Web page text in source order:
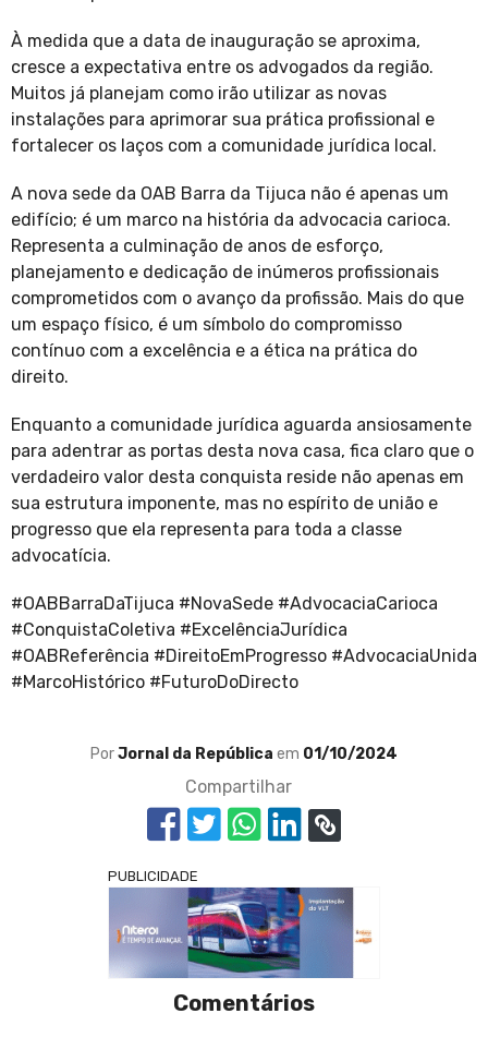
À medida que a data de inauguração se aproxima,
cresce a expectativa entre os advogados da região.
Muitos já planejam como irão utilizar as novas
instalações para aprimorar sua prática profissional e
fortalecer os laços com a comunidade jurídica local.
A nova sede da OAB Barra da Tijuca não é apenas um
edifício; é um marco na história da advocacia carioca.
Representa a culminação de anos de esforço,
planejamento e dedicação de inúmeros profissionais
comprometidos com o avanço da profissão. Mais do que
um espaço físico, é um símbolo do compromisso
contínuo com a excelência e a ética na prática do
direito.
Enquanto a comunidade jurídica aguarda ansiosamente
para adentrar as portas desta nova casa, fica claro que o
verdadeiro valor desta conquista reside não apenas em
sua estrutura imponente, mas no espírito de união e
progresso que ela representa para toda a classe
advocatícia.
#OABBarraDaTijuca #NovaSede #AdvocaciaCarioca
#ConquistaColetiva #ExcelênciaJurídica
#OABReferência #DireitoEmProgresso #AdvocaciaUnida
#MarcoHistórico #FuturoDoDirecto
PorJornal da República em 01/10/2024
Compartilhar
PUBLICIDADE
Comentários